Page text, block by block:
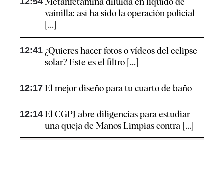
vainilla: así ha sido la operación policial
[...]
12:41 ¿Quieres hacer fotos o vídeos del eclipse
solar? Este es el filtro [...]
12:17 El mejor diseño para tu cuarto de baño
12:14 El CGPJ abre diligencias para estudiar
una queja de Manos Limpias contra [...]